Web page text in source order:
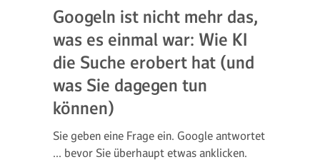
Googeln ist nicht mehr das,
was es einmal war: Wie KI
die Suche erobert hat (und
was Sie dagegen tun
können)
Sie geben eine Frage ein. Google antwortet
... bevor Sie überhaupt etwas anklicken.